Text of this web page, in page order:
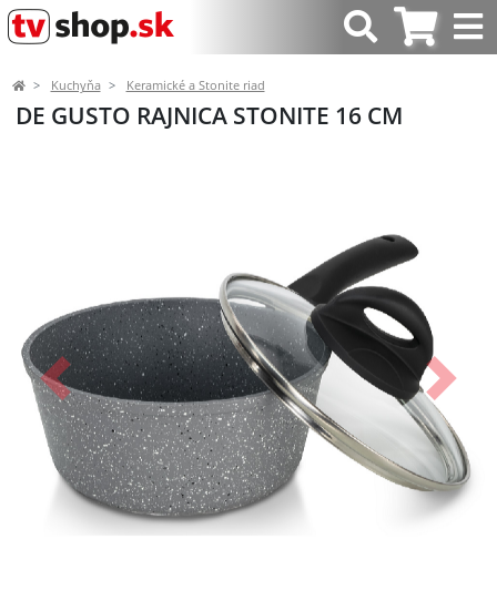
Kuchyňa Keramické a Stonite riad
DE GUSTO RAJNICA STONITE 16 CM
Predchádzajúci Ďalší